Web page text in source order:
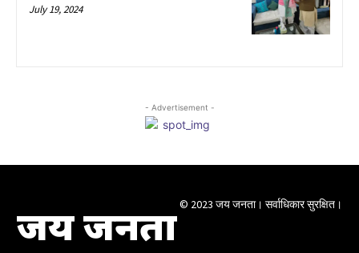
July 19, 2024
- Advertisement -
जय जनता © 2023 जय जनता। सर्वाधिकार सुरक्षित।